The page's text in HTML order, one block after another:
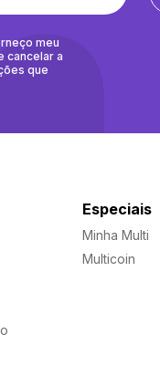
meu
cancelar a
que
Especiais
Minha Multi
Multicoin